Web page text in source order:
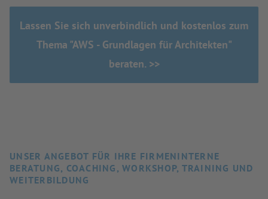
Lassen Sie sich unverbindlich und kostenlos zum
Thema "AWS - Grundlagen für Architekten"
beraten. >>
UNSER ANGEBOT FÜR IHRE FIRMENINTERNE
BERATUNG, COACHING, WORKSHOP, TRAINING UND
WEITERBILDUNG